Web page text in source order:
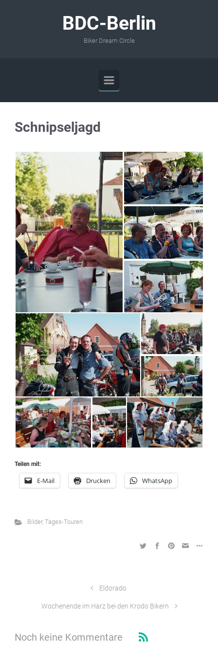
BDC-Berlin
Biker Dream Circle
Schnipseljagd
Teilen mit:
E-Mail Drucken WhatsApp
Bilder, Tages-Touren
Eldorado
Wochenende im Harz bei den Krodo Bikern
Noch keine Kommentare